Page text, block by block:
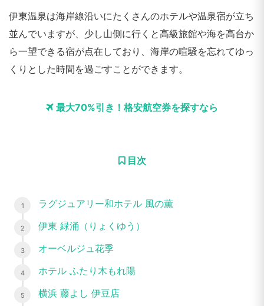
伊東温泉は海岸線沿いにたくさんのホテルや温泉宿が立ち
並んでいますが、少し山側に行くと高級旅館や海を高台か
ら一望できる宿が点在しており、海岸の喧騒を忘れてゆっ
くりとした時間を過ごすことができます。
最大70%引き！格安航空券を探すなら
目次
ラグジュアリー和ホテル 風の薫
伊東 緑涌（りょくゆう）
オーベルジュ花季
ホテル ふたり木もれ陽
横浜 藤よし 伊豆店